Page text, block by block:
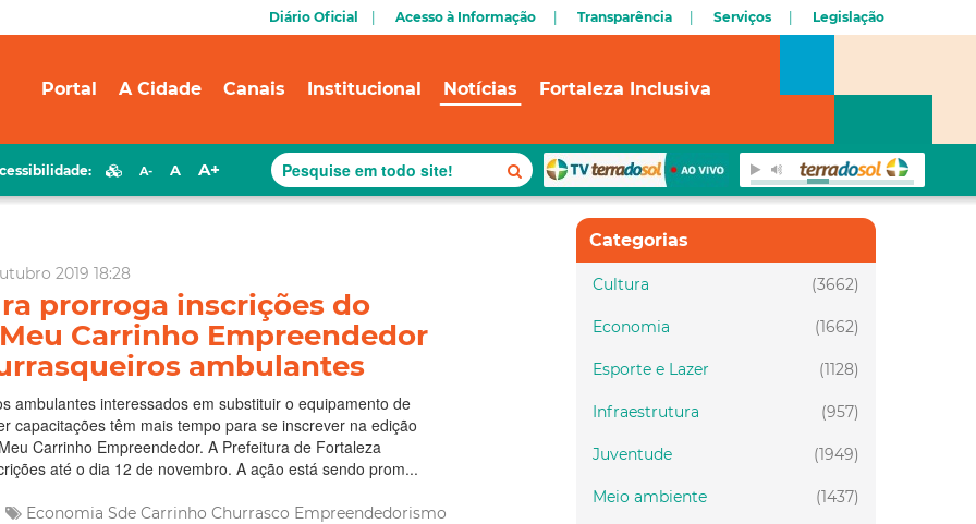
Diário Oficial Acesso à Informação Transparência Serviços Legislação
Portal A Cidade Canais Institucional Notícias Fortaleza Inclusiva
A- A A+
2019 18:28
prorroga inscrições do
Carrinho Empreendedor
ambulantes
ambulantes interessados em substituir o equipamento de
capacitações têm mais tempo para se inscrever na edição
Carrinho Empreendedor. A Prefeitura de Fortaleza
até o dia 12 de novembro. A ação está sendo prom...
Economia Sde Carrinho Churrasco Empreendedorismo
Categorias
(3662)
Cultura
(1662)
Economia
(1128)
Esporte e Lazer
(957)
Infraestrutura
(1949)
Juventude
(1437)
Meio ambiente